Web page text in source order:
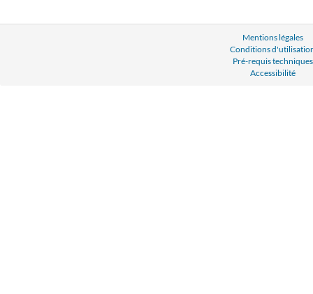
Mentions légales
Conditions
Pré-requis techniques
Accessibilité